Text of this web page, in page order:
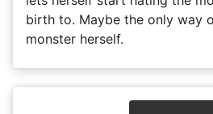
birth to. Maybe the only way
monster herself.